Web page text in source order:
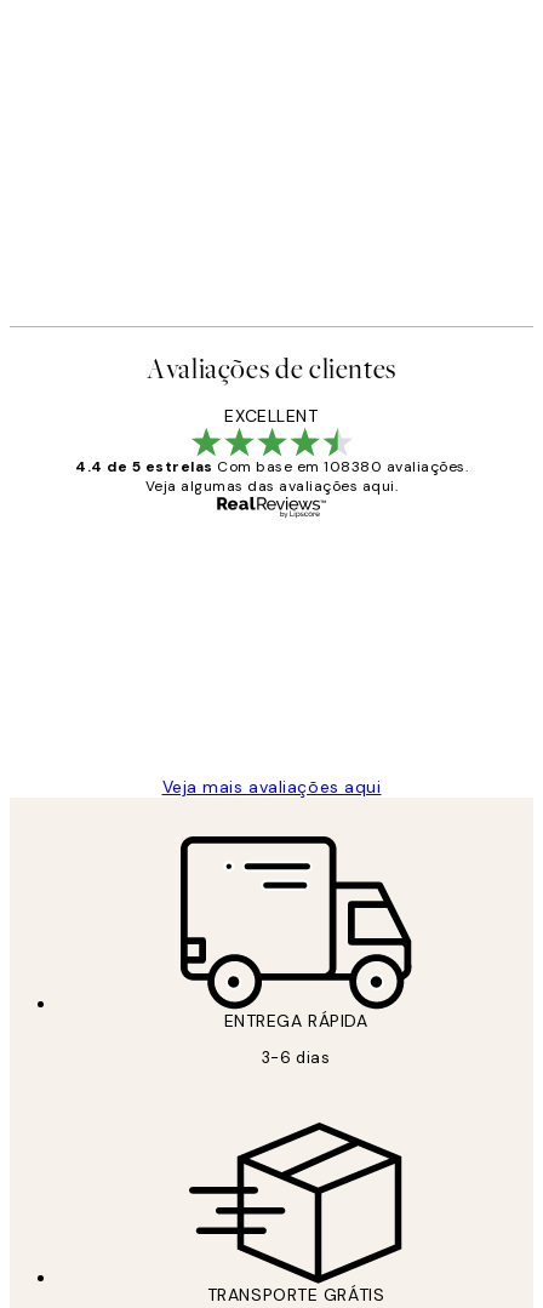
Avaliações de clientes
EXCELLENT
4.4 de 5 estrelas Com base em 108380 avaliações.
Veja algumas das avaliações aqui.
Veja mais avaliações aqui
ENTREGA RÁPIDA
3-6 dias
TRANSPORTE GRÁTIS